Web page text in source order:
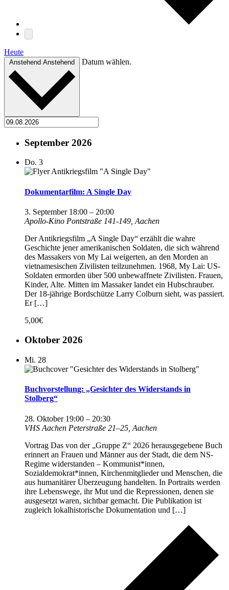
Heute
Anstehend Anstehend Datum wählen.
September 2026
Do. 3
Dokumentarfilm: A Single Day
3. September 18:00 – 20:00
Apollo-Kino Pontstraße 141-149, Aachen
Der Antikriegsfilm „A Single Day“ erzählt die wahre
Geschichte jener amerikanischen Soldaten, die sich während
des Massakers von My Lai weigerten, an den Morden an
vietnamesischen Zivilisten teilzunehmen. 1968, My Lai: US-
Soldaten ermorden über 500 unbewaffnete Zivilisten. Frauen,
Kinder, Alte. Mitten im Massaker landet ein Hubschrauber.
Der 18-jährige Bordschütze Larry Colburn sieht, was passiert.
Er […]
5,00€
Oktober 2026
Mi. 28
Buchvorstellung: „Gesichter des Widerstands in
Stolberg“
28. Oktober 19:00 – 20:30
VHS Aachen Peterstraße 21–25, Aachen
Vortrag Das von der „Gruppe Z“ 2026 herausgegebene Buch
erinnert an Frauen und Männer aus der Stadt, die dem NS-
Regime widerstanden – Kommunist*innen,
Sozialdemokrat*innen, Kirchenmitglieder und Menschen, die
aus humanitärer Überzeugung handelten. In Portraits werden
ihre Lebenswege, ihr Mut und die Repressionen, denen sie
ausgesetzt waren, sichtbar gemacht. Die Publikation ist
zugleich lokalhistorische Dokumentation und […]